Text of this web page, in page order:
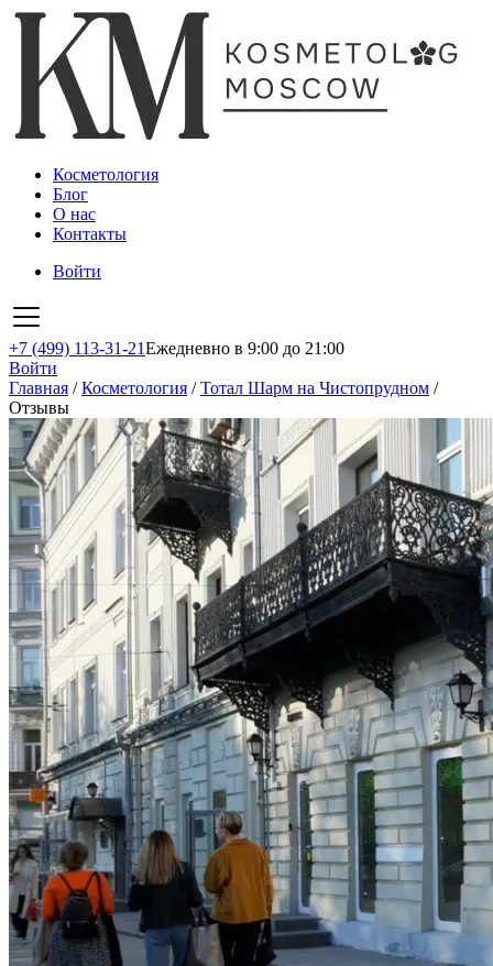
Косметология
Блог
О нас
Контакты
Войти
+7 (499) 113-31-21Ежедневно в 9:00 до 21:00
Войти
Главная /Косметология /Тотал Шарм на Чистопрудном /
Отзывы